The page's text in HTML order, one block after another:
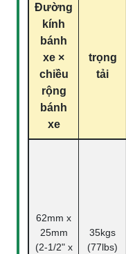
Đường
kính
bánh
xe ×
chiều
rộng
bánh
xe
trọng
tải
62mm x
25mm
(2-1/2" x
35kgs
(77lbs)